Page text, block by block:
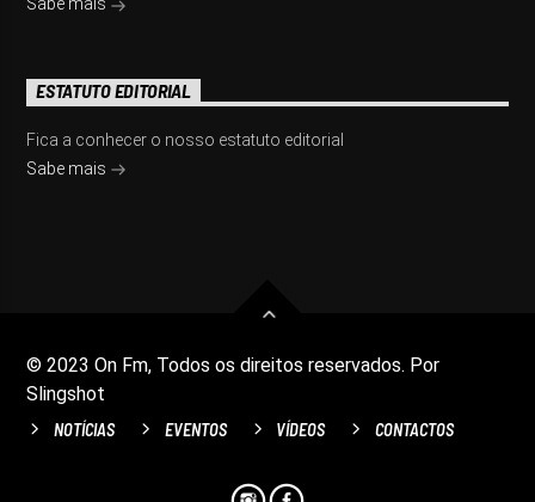
Sabe mais
ESTATUTO EDITORIAL
Fica a conhecer o nosso estatuto editorial
Sabe mais
© 2023 On Fm, Todos os direitos reservados. Por
Slingshot
NOTÍCIAS EVENTOS VÍDEOS CONTACTOS